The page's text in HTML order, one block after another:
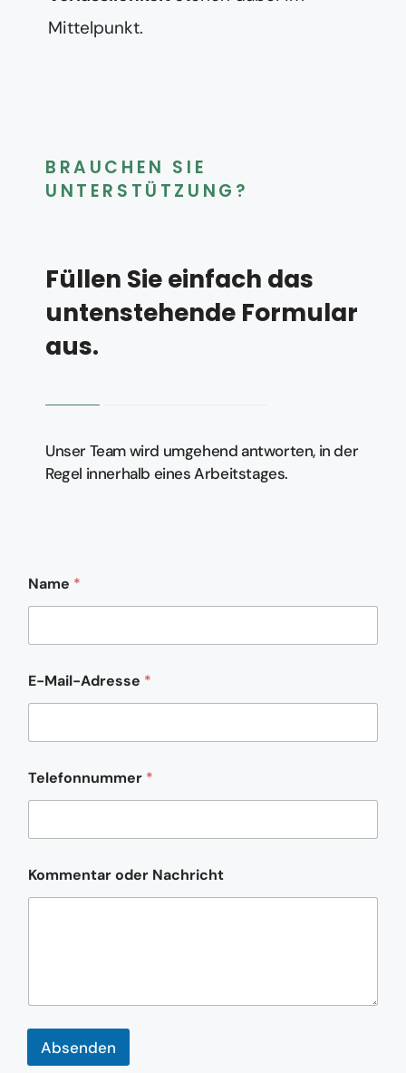
Mittelpunkt.
BRAUCHEN SIE
UNTERSTÜTZUNG?
Füllen Sie einfach das
untenstehende Formular
aus.
Unser Team wird umgehend antworten, in der
Regel innerhalb eines Arbeitstages.
a
m
N
m
e
T
l
f
m
e
Name *
E-Mail-Adresse *
Telefonnummer *
Kommentar oder Nachricht
Absenden